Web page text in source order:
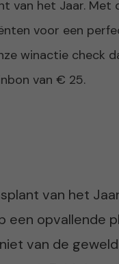
van het Jaar. Met
voor een
winactie check
van € 25.
van het
een opvallende
van de